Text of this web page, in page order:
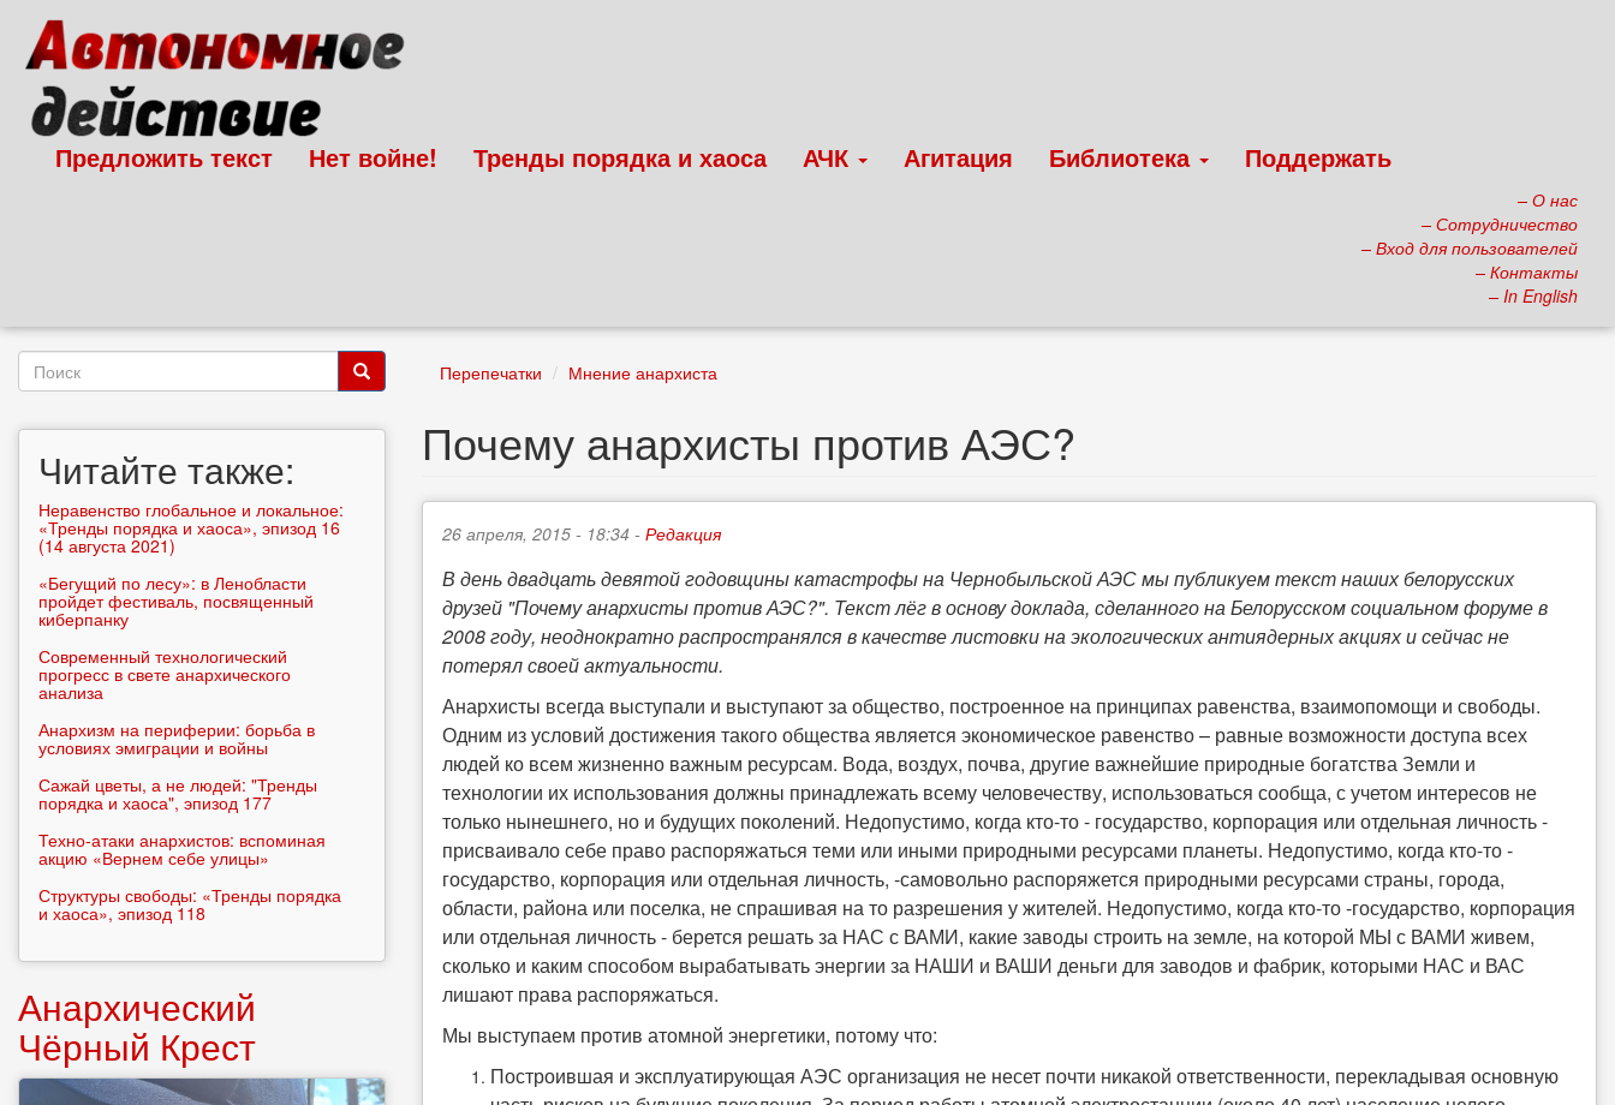
основному
содержанию
Предложить текст Нет войне! Тренды порядка и хаоса АЧК Агитация Библиотека Поддержать
– О нас
– Сотрудничество
– Вход для пользователей
– Контакты
– In English
Перепечатки Мнение анархиста
Почему анархисты против АЭС?
26 апреля, 2015 - 18:34 - Редакция
В день двадцать девятой годовщины катастрофы на Чернобыльской АЭС мы публикуем текст наших белорусских
друзей "Почему анархисты против АЭС?". Текст лёг в основу доклада, сделанного на Белорусском социальном форуме в
2008 году, неоднократно распространялся в качестве листовки на экологических антиядерных акциях и сейчас не
потерял своей актуальности.
Анархисты всегда выступали и выступают за общество, построенное на принципах равенства, взаимопомощи и свободы.
Одним из условий достижения такого общества является экономическое равенство – равные возможности доступа всех
людей ко всем жизненно важным ресурсам. Вода, воздух, почва, другие важнейшие природные богатства Земли и
технологии их использования должны принадлежать всему человечеству, использоваться сообща, с учетом интересов не
только нынешнего, но и будущих поколений. Недопустимо, когда кто-то - государство, корпорация или отдельная личность -
присваивало себе право распоряжаться теми или иными природными ресурсами планеты. Недопустимо, когда кто-то -
государство, корпорация или отдельная личность, -самовольно распоряжется природными ресурсами страны, города,
области, района или поселка, не спрашивая на то разрешения у жителей. Недопустимо, когда кто-то -государство, корпорация
или отдельная личность - берется решать за НАС с ВАМИ, какие заводы строить на земле, на которой МЫ с ВАМИ живем,
сколько и каким способом вырабатывать энергии за НАШИ и ВАШИ деньги для заводов и фабрик, которыми НАС и ВАС
лишают права распоряжаться.
Мы выступаем против атомной энергетики, потому что:
Построившая и эксплуатирующая АЭС организация не несет почти никакой ответственности, перекладывая основную
Форма
Читайте также:
Неравенство глобальное и локальное:
«Тренды порядка и хаоса», эпизод 16
(14 августа 2021)
«Бегущий по лесу»: в Ленобласти
пройдет фестиваль, посвященный
киберпанку
Современный технологический
прогресс в свете анархического
анализа
Анархизм на периферии: борьба в
условиях эмиграции и войны
Сажай цветы, а не людей: "Тренды
порядка и хаоса", эпизод 177
Техно-атаки анархистов: вспоминая
акцию «Вернем себе улицы»
Структуры свободы: «Тренды порядка
и хаоса», эпизод 118
Анархический
Чёрный Крест